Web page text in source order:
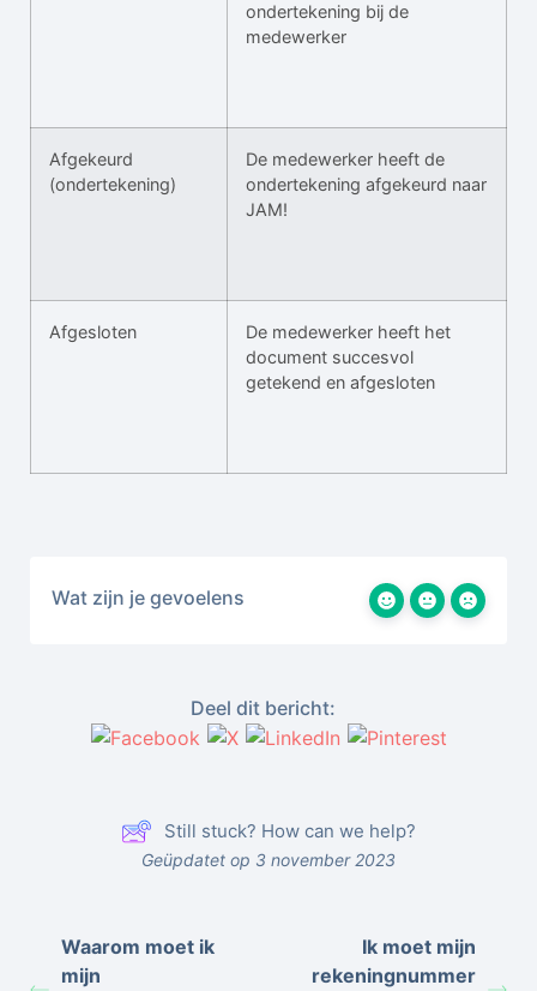
ondertekening bij de
medewerker
Afgekeurd
(ondertekening)
De medewerker heeft de
ondertekening afgekeurd naar
JAM!
Afgesloten
De medewerker heeft het
document succesvol
getekend en afgesloten
Wat zijn je gevoelens
Deel dit bericht:
Still stuck? How can we help?
Geüpdatet op 3 november 2023
Waarom moet ik
mijn
Ik moet mijn
rekeningnummer